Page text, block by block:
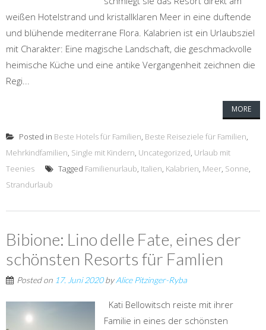
weißen Hotelstrand und kristallklaren Meer in eine duftende
und blühende mediterrane Flora. Kalabrien ist ein Urlaubsziel
mit Charakter: Eine magische Landschaft, die geschmackvolle
heimische Küche und eine antike Vergangenheit zeichnen die
Regi...
MORE
Posted in Beste Hotels für Familien, Beste Reiseziele für Familien,
Mehrkindfamilien, Single mit Kindern, Uncategorized, Urlaub mit
Teenies
Tagged Familienurlaub, Italien, Kalabrien, Meer, Sonne,
Strandurlaub
Bibione: Lino delle Fate, eines der
schönsten Resorts für Famlien
Posted on 17. Juni 2020byAlice Pitzinger-Ryba
Kati Bellowitsch reiste mit ihrer
Familie in eines der schönsten